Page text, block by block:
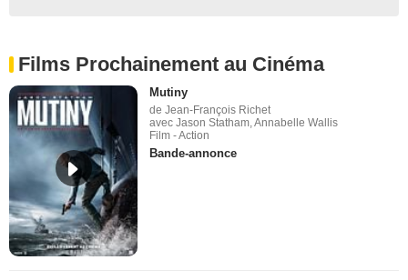
Films Prochainement au Cinéma
Mutiny
de Jean-François Richet
avec Jason Statham, Annabelle Wallis
Film - Action
Bande-annonce